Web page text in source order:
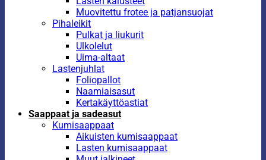
Muovitettu frotee ja patjansuojat
Pihaleikit
Pulkat ja liukurit
Ulkolelut
Uima-altaat
Lastenjuhlat
Foliopallot
Naamiaisasut
Kertakäyttöastiat
Saappaat ja sadeasut
Kumisaappaat
Aikuisten kumisaappaat
Lasten kumisaappaat